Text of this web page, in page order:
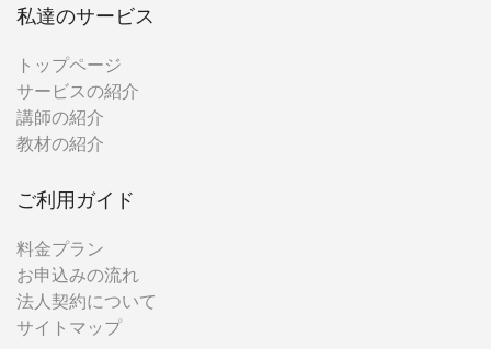
私達のサービス
トップページ
サービスの紹介
講師の紹介
教材の紹介
ご利用ガイド
料金プラン
お申込みの流れ
法人契約について
サイトマップ